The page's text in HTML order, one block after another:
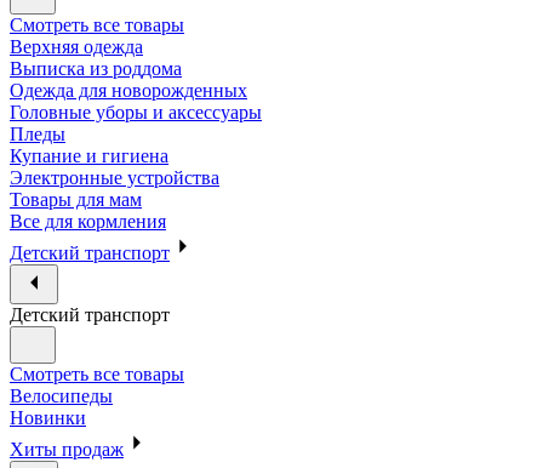
Смотреть все товары
Верхняя одежда
Выписка из роддома
Одежда для новорожденных
Головные уборы и аксессуары
Пледы
Купание и гигиена
Электронные устройства
Товары для мам
Все для кормления
Детский транспорт
Детский транспорт
Смотреть все товары
Велосипеды
Новинки
Хиты продаж